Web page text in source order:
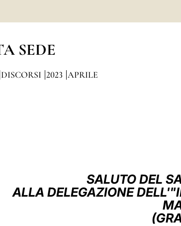
SEDE
DISCORSI 2023 APRILE
SALUTO DEL
ALLA DELEGAZIONE